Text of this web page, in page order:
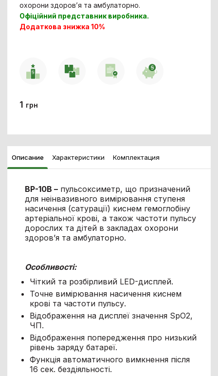
охорони здоров’я та амбулаторно.
Офіційний представник виробника.
Додаткова знижка 10%
1 грн
Описание Характеристики Комплектация
ВP-10В –пульсоксиметр, що призначений
для неінвазивного вимірювання ступеня
насичення (сатурації) киснем гемоглобіну
артеріальної крові, а також частоти пульсу
дорослих та дітей в закладах охорони
здоров’я та амбулаторно.
Особливості:
Чіткий та розбірливий LED-дисплей.
Точне вимірювання насичення киснем
крові та частоти пульсу.
Відображення на дисплеї значення SpO2,
ЧП.
Відображення попередження про низький
рівень заряду батареї.
Функція автоматичного вимкнення після
16 сек. бездіяльності.